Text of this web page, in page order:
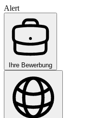
Alert
Ihre Bewerbung